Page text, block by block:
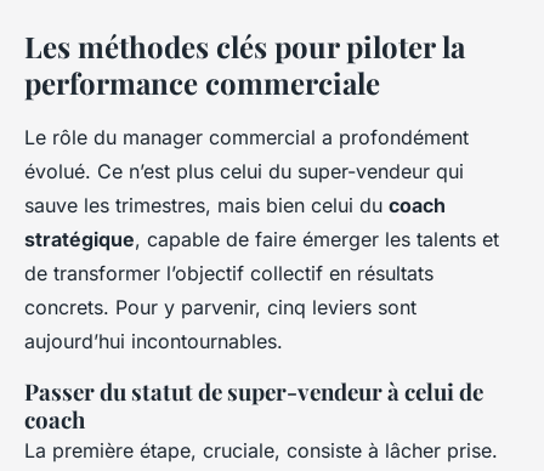
Les méthodes clés pour piloter la
performance commerciale
Le rôle du manager commercial a profondément
évolué. Ce n’est plus celui du super-vendeur qui
sauve les trimestres, mais bien celui du coach
stratégique, capable de faire émerger les talents et
de transformer l’objectif collectif en résultats
concrets. Pour y parvenir, cinq leviers sont
aujourd’hui incontournables.
Passer du statut de super-vendeur à celui de
coach
La première étape, cruciale, consiste à lâcher prise.